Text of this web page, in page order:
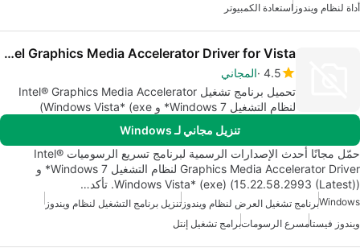
أداة لنظام ويندوز استعادة الكمبيوتر
Intel Graphics Media Accelerator Driver for Vista
4.5 المجاني
تحميل برنامج تشغيل Intel® Graphics Media Accelerator
لنظام التشغيل Windows 7* و Windows Vista* (exe)
تنزيل مجاني لـ Windows
حمّل مجانًا أحدث الإصدارات الرسمية لبرنامج تسريع الرسوميات Intel®
Graphics Media Accelerator Driver لنظام التشغيل Windows 7* و
Windows Vista* (exe) (15.22.58.2993 (Latest)). تأكد…
Windowsبرنامج تشغيل العرض لنظام ويندوز تنزيل برنامج التشغيل لنظام ويندوز
ويندوز فيستامسرع الرسوماتبرامج تشغيل إنتل